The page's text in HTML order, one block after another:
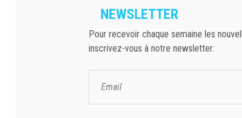
NEWSLETTER
Pour recevoir chaque semaine les
inscrivez-vous à notre newsletter: